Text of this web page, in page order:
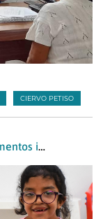
CIERVO PETISO
IPRODICH asesoró, entregó CUDs y elementos inclusivos a más de 150 chaqueños y chaqueñas